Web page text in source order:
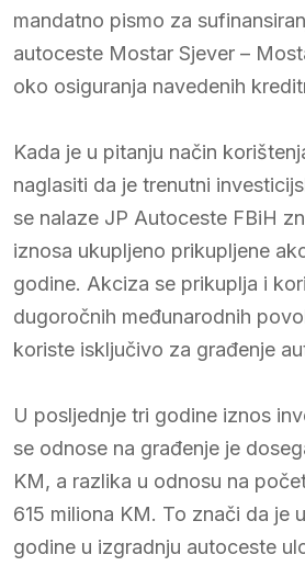
mandatno pismo za
autoceste Mostar Sjever –
oko osiguranja navedenih
Kada je u pitanju način
naglasiti da je trenutni
se nalaze JP Autoceste FBiH
iznosa ukupljeno prikupljene
godine. Akciza se prikuplja i
dugoročnih međunarodnih
koriste isključivo za građenje
U posljednje tri godine iznos
se odnose na građenje je
KM, a razlika u odnosu na
615 miliona KM. To znači da je
godine u izgradnju autoceste